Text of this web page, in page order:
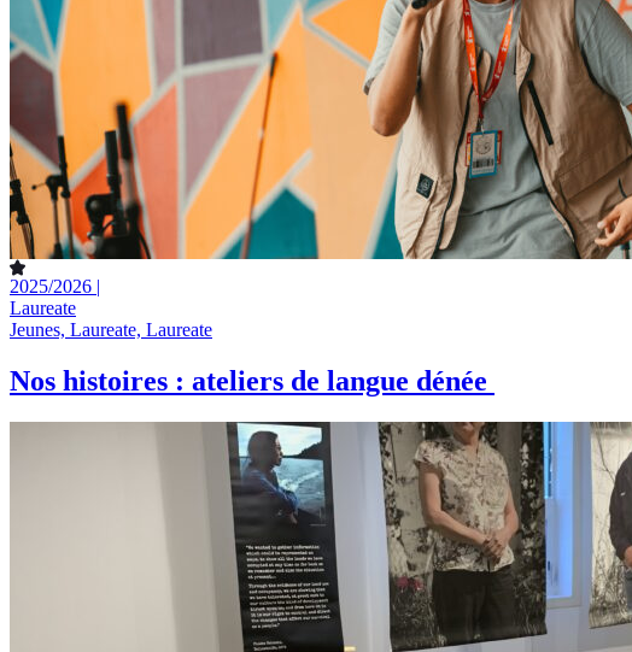
2025/2026 |
Laureate
Jeunes, Laureate, Laureate
Nos histoires : ateliers de langue dénée